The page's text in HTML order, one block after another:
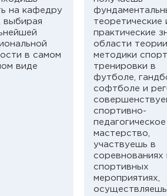
на кафедру
выбирая
в самом
виде
теоретические
практические
области
методики
тренировки в
футболе,
софтболе и
спортивно-
педагогическое
мастерство,
участвуешь в
соревнованиях
спортивных
мероприятиях,
осуществляешь